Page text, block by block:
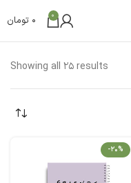
0
0 تومان
Showing all 25 results
-20%